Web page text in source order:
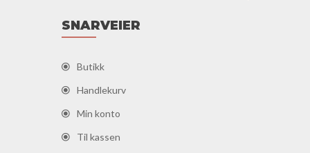
SNARVEIER
Butikk
Handlekurv
Min konto
Til kassen